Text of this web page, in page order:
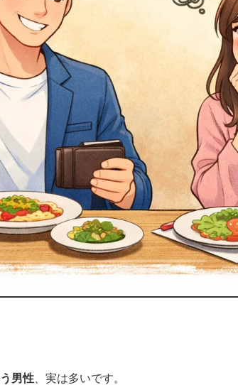
男性 、実は多いです。